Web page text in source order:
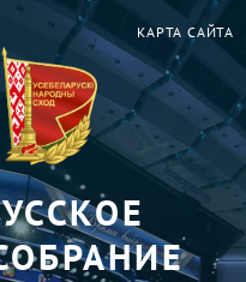
КАРТА САЙТА